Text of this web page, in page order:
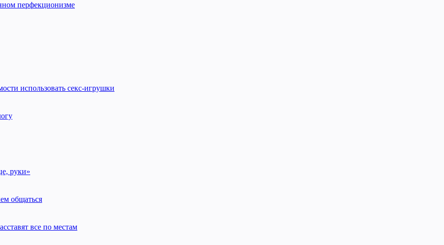
перфекционизме
использовать секс-игрушки
руки»
общаться
все по местам